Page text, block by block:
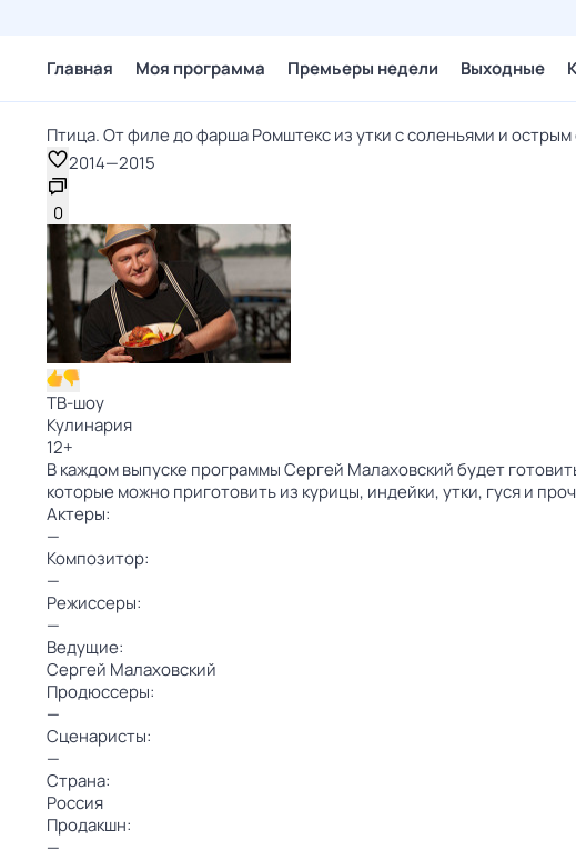
Главная Моя программа Премьеры недели Выходные
Птица. От филе до фарша Ромштекс из утки с соленьями и
2014—2015
0
ТВ-шоу
Кулинария
12+
В каждом выпуске программы Сергей Малаховский будет
которые можно приготовить из курицы, индейки, утки, гуся и
Актеры:
—
Композитор:
—
Режиссеры:
—
Ведущие:
Сергей Малаховский
Продюссеры:
—
Сценаристы:
—
Страна:
Россия
Продакшн:
—